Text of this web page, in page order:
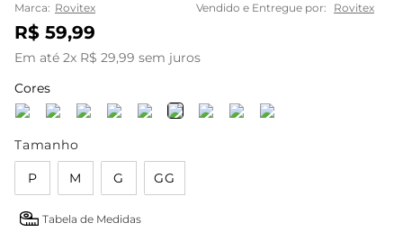
Marca: Rovitex Vendido e Entregue por: Rovitex
R$ 59,99
Em até 2x R$ 29,99 sem juros
Cores
Tamanho
P M G GG
Tabela de Medidas
5º
calça feminina
6º conjunto feminino